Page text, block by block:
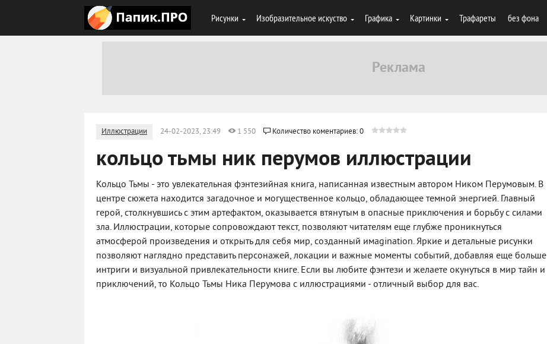
Рисунки Изобразительное искуство Графика Картинки Трафареты без фона
Иллюстрации 24-02-2023, 23:49 1 550 Количество коментариев: 0
кольцо тьмы ник перумов иллюстрации
Кольцо Тьмы - это увлекательная фэнтезийная книга, написанная известным автором Ником Перумовым. В
центре сюжета находится загадочное и могущественное кольцо, обладающее темной энергией. Главный
герой, столкнувшись с этим артефактом, оказывается втянутым в опасные приключения и борьбу с силами
зла. Иллюстрации, которые сопровождают текст, позволяют читателям еще глубже проникнуться
атмосферой произведения и открыть для себя мир, созданный имagination. Яркие и детальные рисунки
позволяют наглядно представить персонажей, локации и важные моменты событий, добавляя еще больше
интриги и визуальной привлекательности книге. Если вы любите фэнтези и желаете окунуться в мир тайн и
приключений, то Кольцо Тьмы Ника Перумова с иллюстрациями - отличный выбор для вас.